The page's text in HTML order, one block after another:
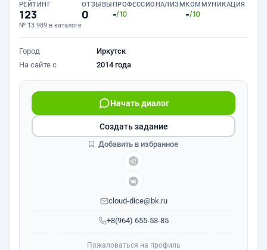
РЕЙТИНГ
123
№ 13 989 в каталоге
ОТЗЫВЫ
0
ПРОФЕССИОНАЛИЗМ
-/10
КОММУНИКАЦИЯ
-/10
Город
Иркутск
На сайте с
2014 года
+8(964) 655-53-85
Начать диалог
cloud-dice@bk.ru
Создать задание
Добавить в избранное
Пожаловаться на профиль